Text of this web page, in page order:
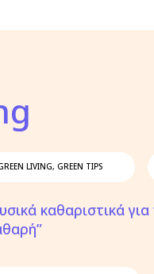
LIVING, GREEN TIPS
καθαριστικά